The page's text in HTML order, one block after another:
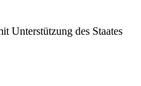
Unterstützung des Staates